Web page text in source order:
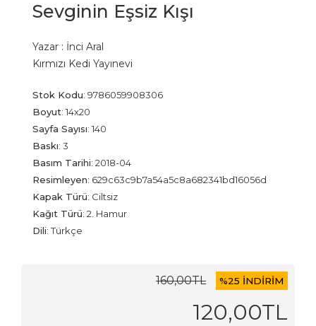
Sevginin Eşsiz Kışı
Yazar : İnci Aral
Kırmızı Kedi Yayınevi
Stok Kodu: 9786059908306
Boyut: 14x20
Sayfa Sayısı: 140
Baskı: 3
Basım Tarihi: 2018-04
Resimleyen: 629c63c9b7a54a5c8a682341bd16056d
Kapak Türü: Ciltsiz
Kağıt Türü: 2. Hamur
Dili:Türkçe
160,00TL %25 İNDİRİM
120,00TL